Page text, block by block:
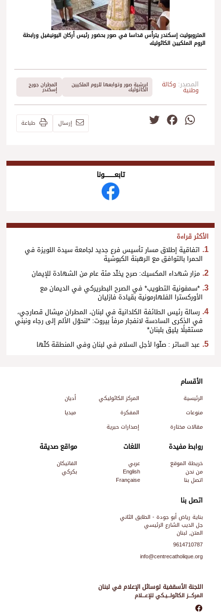
المتروبوليت إسكندر يترأس قداسا في صور بحضور رئيس أركان اليونيفيل ورابطة
الروم الملكيين الكاثوليك
المصدر: وكالة
وطنية
ابرشية صور وتوابعها للروم الملكيين
الكاثوليك
المطران جورج
إسكندر
WhatsApp
Facebook إرسال طباعة
تابعــــــــــونا
الأكثر قراءة
اتفاقية إطلاق مسار تأسيس فرع جديد لجامعة سيدة اللويزة في
الحمرا بالتوافق مع الرهبنة الكبوشية
مزار شهداء المكسيك: صرح يخلّد مئة عام من الشهادة للإيمان
*سمفونية التطويب* في الصرح البطريركي في الديمان مع
الأوركسترا الفلهارمونية بقيادة فازليان
رسالة رئيس الطائفة الكلدانية في لبنان، المطران ميشال قصارجي،
في الذكرى السادسة لانفجار مرفأ بيروت: *لنحوّل الألم إلى رجاء ونبني
مستقبلًا يليق بلبنان*
عبد الساتر : صلّوا لأجل السلام في لبنان وفي المنطقة كلّها
اللجنة الأسقفية لوسائل الإعلام في لبنان
المركـــز الكاثولـــيـكي للإعـــلام
اتصل بنا
بناية رياض أبو جودة - الطابق الثاني
جل الديب الشارع الرئيسي
المتن, لبنان
9614710787
info@centrecatholique.org
الأقسام
الرئيسية المركز الكاثوليكي
أديان
منوعات
المفكرة
ميديا
مقالات مختارة
إصدارات حبرية
روابط مفيدة
خريطة الموقع
من نحن
اتصل بنا
اللغات
عربي
English
Française
مواقع صديقة
الفاتيكان
بكركي